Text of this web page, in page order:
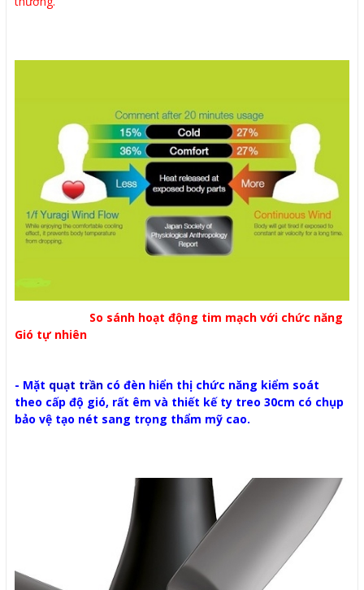
So sánh hoạt động tim mạch với chức năng
Gió tự nhiên
- Mặt quạt trần có đèn hiển thị chức năng kiểm soát
theo cấp độ gió, rất êm và thiết kế ty treo 30cm có chụp
bảo vệ tạo nét sang trọng thẩm mỹ cao.